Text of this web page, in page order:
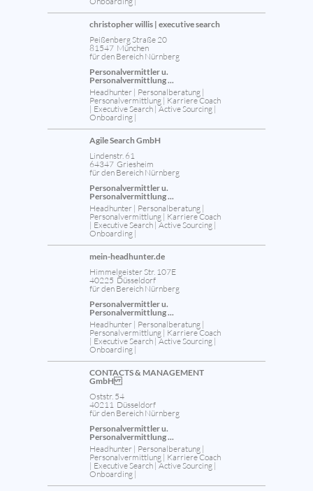
christopher willis | executive search
Peißenberg Straße 20
81547 München
für den Bereich Nürnberg
Personalvermittler u.
Personalvermittlung ...
Headhunter | Personalberatung |
Personalvermittlung | Karriere Coach
| Executive Search | Active Sourcing |
Onboarding |
Agile Search GmbH
Lindenstr. 61
64347 Griesheim
für den Bereich Nürnberg
Personalvermittler u.
Personalvermittlung ...
Headhunter | Personalberatung |
Personalvermittlung | Karriere Coach
| Executive Search | Active Sourcing |
Onboarding |
mein-headhunter.de
Himmelgeister Str. 107E
40225 Düsseldorf
für den Bereich Nürnberg
Personalvermittler u.
Personalvermittlung ...
Headhunter | Personalberatung |
Personalvermittlung | Karriere Coach
| Executive Search | Active Sourcing |
Onboarding |
CONTACTS & MANAGEMENT
GmbH
Oststr. 54
40211 Düsseldorf
für den Bereich Nürnberg
Personalvermittler u.
Personalvermittlung ...
Headhunter | Personalberatung |
Personalvermittlung | Karriere Coach
| Executive Search | Active Sourcing |
Onboarding |